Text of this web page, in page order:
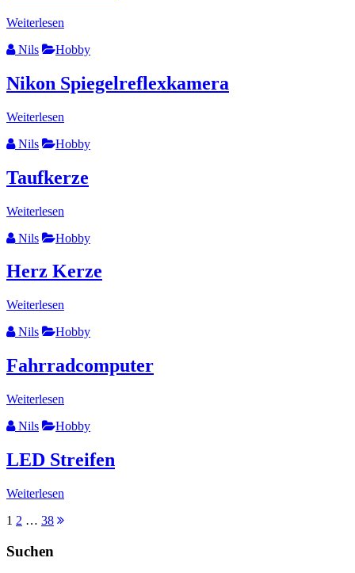
Weiterlesen
Nils
Hobby
Nikon Spiegelreflexkamera
Weiterlesen
Nils
Hobby
Taufkerze
Weiterlesen
Nils
Hobby
Herz Kerze
Weiterlesen
Nils
Hobby
Fahrradcomputer
Weiterlesen
Nils
Hobby
LED Streifen
Weiterlesen
Seitennummerierung
der
1 2 … 38
Suchen